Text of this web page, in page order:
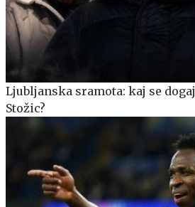
Ljubljanska sramota: kaj se
Stožic?